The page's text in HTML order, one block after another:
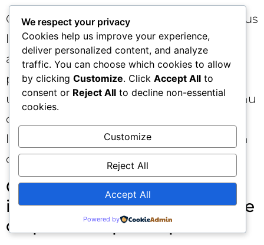
Google indique qu’il n’annonce que les plus
larges mises à jour. De nombreux
ajustements plus petits ou ciblés se
produisent en continu. En 2025, quatre
updates ont été confirmées, mais le niveau
de volatilité observé montre que
l’algorithme Google a évolué bien au-delà
de ces seuls jalons.
Comment savoir si j’ai été
impacté par une Core Update
ou par une Spam Update ?
We respect your privacy
Cookies help us improve your experience,
deliver personalized content, and analyze
traffic. You can choose which cookies to allow
by clicking Customize. Click Accept All to
consent or Reject All to decline non-essential
cookies.
Customize
Reject All
Accept All
Powered by